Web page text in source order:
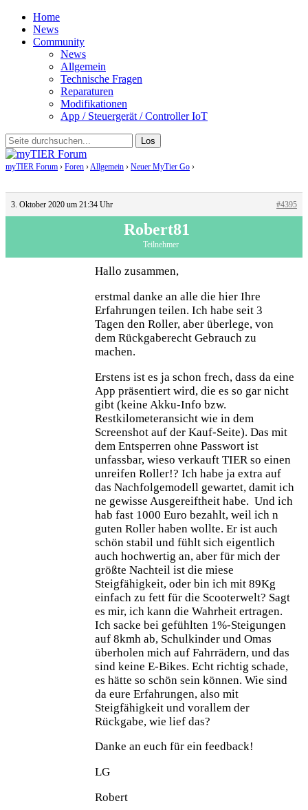
Home
News
Community
News
Allgemein
Technische Fragen
Reparaturen
Modifikationen
App / Steuergerät / Controller IoT
myTIER Forum › Foren ›Allgemein › Neuer MyTier Go ›
3. Oktober 2020 um 21:34 Uhr #4395
Robert81
Teilnehmer
Hallo zusammen,
erstmal danke an alle die hier Ihre
Erfahrungen teilen. Ich habe seit 3
Tagen den Roller, aber überlege, von
dem Rückgaberecht Gebrauch zu
machen.
Erstens ist es ja schon frech, dass da eine
App präsentiert wird, die es so gar nicht
gibt (keine Akku-Info bzw.
Restkilometeransicht wie in dem
Screenshot auf der Kauf-Seite). Das mit
dem Entsperren ohne Passwort ist
unfassbar, wieso verkauft TIER so einen
unreifen Roller!? Ich habe ja extra auf
das Nachfolgemodell gewartet, damit ich
ne gewisse Ausgereiftheit habe. Und ich
hab fast 1000 Euro bezahlt, weil ich n
guten Roller haben wollte. Er ist auch
schön stabil und fühlt sich eigentlich
auch hochwertig an, aber für mich der
größte Nachteil ist die miese
Steigfähigkeit, oder bin ich mit 89Kg
einfach zu fett für die Scooterwelt? Sagt
es mir, ich kann die Wahrheit ertragen.
Ich sacke bei gefühlten 1%-Steigungen
auf 8kmh ab, Schulkinder und Omas
überholen mich auf Fahrrädern, und das
sind keine E-Bikes. Echt richtig schade,
es hätte so schön sein können. Wie sind
da eure Erfahrungen, also mit
Steigfähigkeit und vorallem der
Rückgabe, wie lief das?
Danke an euch für ein feedback!
LG
Robert